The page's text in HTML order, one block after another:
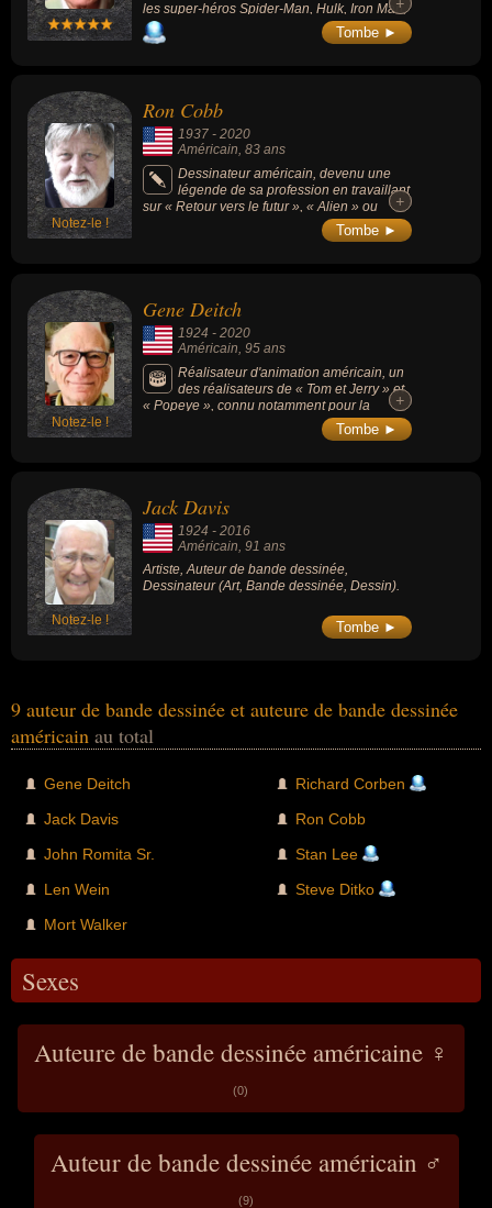
les super-héros Spider-Man, Hulk, Iron Man,
les Avengers, les X-Men, ainsi que
beaucoup d'autres.
Tombe ►
Notez-le !
Ron Cobb
1937 - 2020
Américain, 83 ans
Dessinateur américain, devenu une
légende de sa profession en travaillant
sur « Retour vers le futur », « Alien » ou
encore « Star Wars », il est l'inventeur de la
DeLorean (voiture du film « Retour vers le
+
+
Tombe ►
Notez-le !
Gene Deitch
1924 - 2020
Américain, 95 ans
Réalisateur d'animation américain, un
des réalisateurs de « Tom et Jerry » et
« Popeye », connu notamment pour la
réalisation de 13 épisodes de Tom et Jerry
+
+
Tombe ►
Notez-le !
Jack Davis
1924 - 2016
Américain, 91 ans
Artiste, Auteur de bande dessinée,
Dessinateur (Art, Bande dessinée, Dessin).
Tombe ►
9 auteur de bande dessinée et auteure de bande dessinée
américain au total
Gene Deitch
Jack Davis
John Romita Sr.
Len Wein
Mort Walker
Richard Corben
Ron Cobb
Stan Lee
Steve Ditko
Sexes
Auteure de bande dessinée américaine ♀
(0)
Auteur de bande dessinée américain ♂
(9)